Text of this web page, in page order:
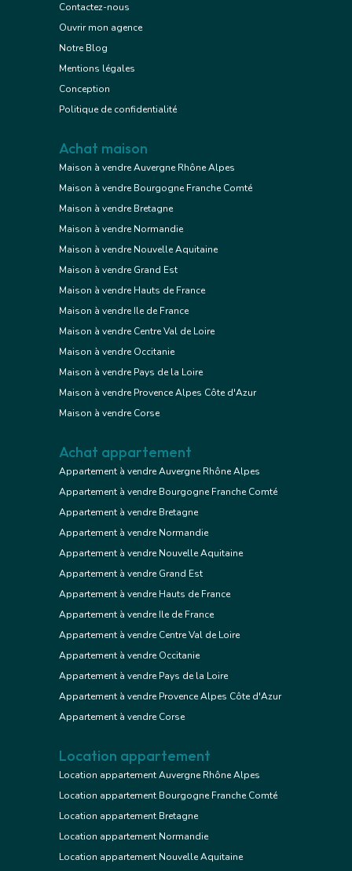
Contactez-nous
Ouvrir mon agence
Notre Blog
Mentions légales
Conception
Politique de confidentialité
Achat maison
Maison à vendre Auvergne Rhône Alpes
Maison à vendre Bourgogne Franche Comté
Maison à vendre Bretagne
Maison à vendre Normandie
Maison à vendre Nouvelle Aquitaine
Maison à vendre Grand Est
Maison à vendre Hauts de France
Maison à vendre Ile de France
Maison à vendre Centre Val de Loire
Maison à vendre Occitanie
Maison à vendre Pays de la Loire
Maison à vendre Provence Alpes Côte d'Azur
Maison à vendre Corse
Achat appartement
Appartement à vendre Auvergne Rhône Alpes
Appartement à vendre Bourgogne Franche Comté
Appartement à vendre Bretagne
Appartement à vendre Normandie
Appartement à vendre Nouvelle Aquitaine
Appartement à vendre Grand Est
Appartement à vendre Hauts de France
Appartement à vendre Ile de France
Appartement à vendre Centre Val de Loire
Appartement à vendre Occitanie
Appartement à vendre Pays de la Loire
Appartement à vendre Provence Alpes Côte d'Azur
Appartement à vendre Corse
Location appartement
Location appartement Auvergne Rhône Alpes
Location appartement Bourgogne Franche Comté
Location appartement Bretagne
Location appartement Normandie
Location appartement Nouvelle Aquitaine